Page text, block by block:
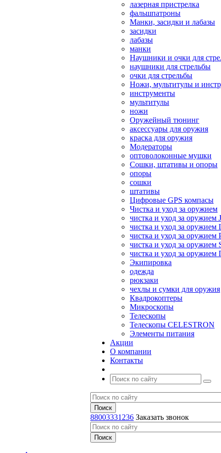
лазерная пристрелка
фальшпатроны
Манки, засидки и лабазы
засидки
лабазы
манки
Наушники и очки для
наушники для стрельбы
очки для стрельбы
Ножи, мультитулы и
инструменты
мультитулы
ножи
Оружейный тюнинг
аксессуары для оружия
краска для оружия
Модераторы
оптоволоконные мушки
Сошки, штативы и опоры
опоры
сошки
штативы
Цифровые GPS компасы
Чистка и уход за оружием
чистка и уход за оружием
чистка и уход за оружием
чистка и уход за оружием
чистка и уход за оружием
чистка и уход за
Экипировка
одежда
рюкзаки
чехлы и сумки для оружия
Квадрокоптеры
Микроскопы
Телескопы
Телескопы CELESTRON
Элементы питания
Акции
О компании
Контакты
88003331236 Заказать звонок